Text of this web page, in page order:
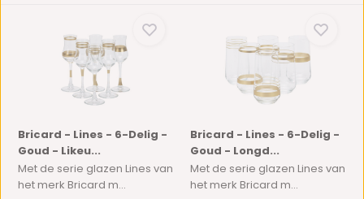
Bricard - Lines - 6-Delig -
Goud - Likeu...
Met de serie glazen Lines van
het merk Bricard m...
Bricard - Lines - 6-Delig -
Goud - Longd...
Met de serie glazen Lines van
het merk Bricard m...